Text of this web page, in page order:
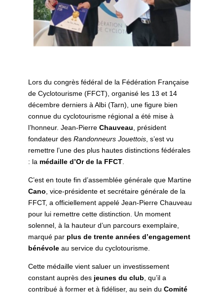
Lors du congrès fédéral de la Fédération Française
de Cyclotourisme (FFCT), organisé les 13 et 14
décembre derniers à Albi (Tarn), une figure bien
connue du cyclotourisme régional a été mise à
l’honneur. Jean-Pierre Chauveau , président
fondateur des Randonneurs Jouettois, s’est vu
remettre l’une des plus hautes distinctions fédérales
: la médaille d’Or de la FFCT.
C’est en toute fin d’assemblée générale que Martine
Cano , vice-présidente et secrétaire générale de la
FFCT, a officiellement appelé Jean-Pierre Chauveau
pour lui remettre cette distinction. Un moment
solennel, à la hauteur d’un parcours exemplaire,
marqué par plus de trente années d’engagement
bénévoleau service du cyclotourisme.
Cette médaille vient saluer un investissement
constant auprès des jeunes du club , qu’il a
contribué à former et à fidéliser, au sein du Comité